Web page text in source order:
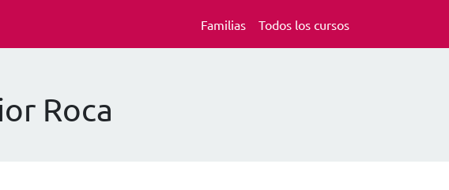
Familias Todos los cursos
Roca